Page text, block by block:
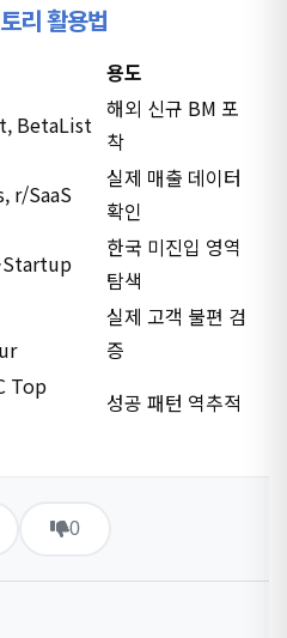
리 활용법
용도
BetaList
해외 신규 BM 포
착
r/SaaS
실제 매출 데이터
확인
Startup
한국 미진입 영역
탐색
실제 고객 불편 검
증
Top
성공 패턴 역추적
0